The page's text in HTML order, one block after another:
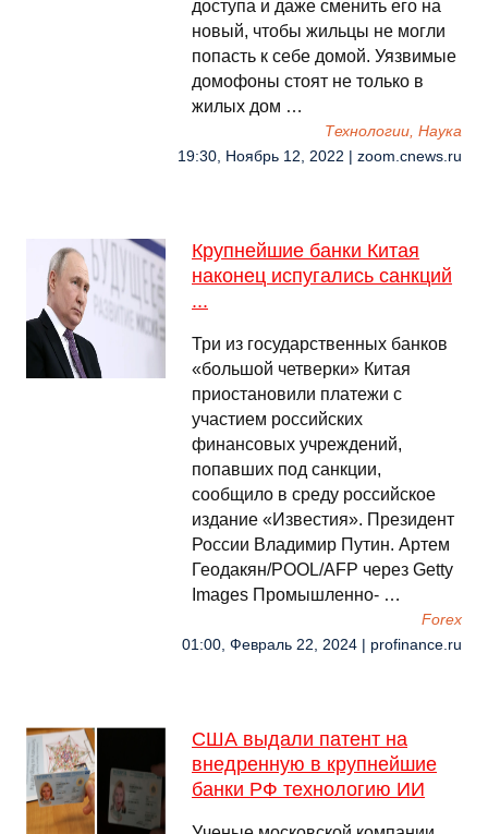
доступа и даже сменить его на
новый, чтобы жильцы не могли
попасть к себе домой. Уязвимые
домофоны стоят не только в
жилых дом …
Технологии, Наука
19:30, Ноябрь 12, 2022 | zoom.cnews.ru
Крупнейшие банки Китая
наконец испугались санкций
...
Три из государственных банков
«большой четверки» Китая
приостановили платежи с
участием российских
финансовых учреждений,
попавших под санкции,
сообщило в среду российское
издание «Известия». Президент
России Владимир Путин. Артем
Геодакян/POOL/AFP через Getty
Images Промышленно- …
Forex
01:00, Февраль 22, 2024 | profinance.ru
США выдали патент на
внедренную в крупнейшие
банки РФ технологию ИИ